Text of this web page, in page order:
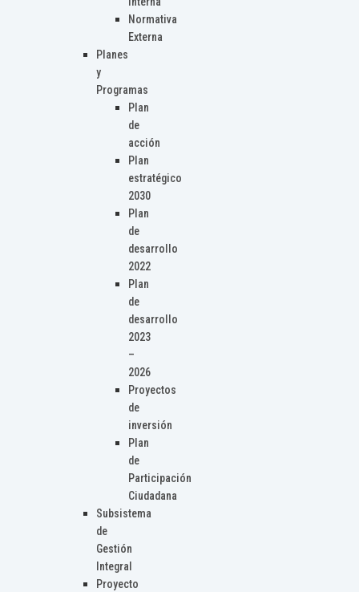
Normativa
Externa
Planes
y
Programas
Plan
de
acción
Plan
estratégico
2030
Plan
de
desarrollo
2022
Plan
de
desarrollo
2023
–
2026
Proyectos
de
inversión
Plan
de
Participación
Ciudadana
Subsistema
de
Gestión
Integral
Proyecto